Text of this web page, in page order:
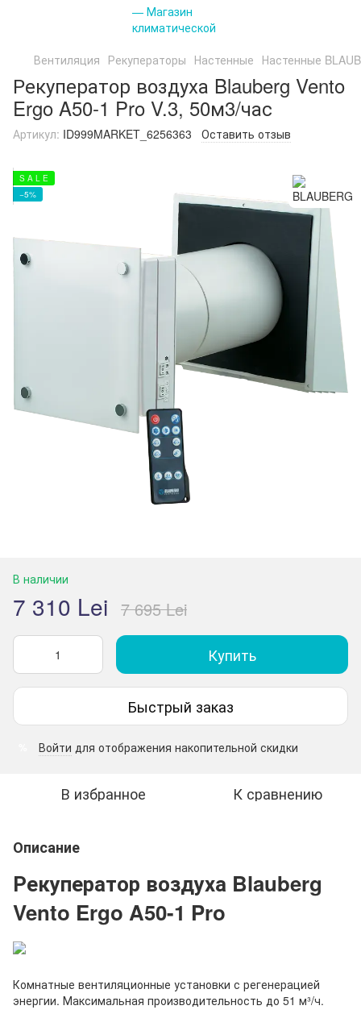
Вентиляция Рекуператоры Настенные Настенные
Рекуператор воздуха Blauberg Vento
Ergo A50-1 Pro V.3, 50м3/час
Артикул: ID999MARKET_6256363 Оставить отзыв
S A L E
−5%
В наличии
7 310 Lei 7 695 Lei
Купить
Быстрый заказ
Войти для отображения накопительной скидки
В избранное К сравнению
Описание
Рекуператор воздуха Blauberg
Vento Ergo A50-1 Pro
Комнатные вентиляционные установки с регенерацией
энергии. Максимальная производительность до 51 м³/ч.